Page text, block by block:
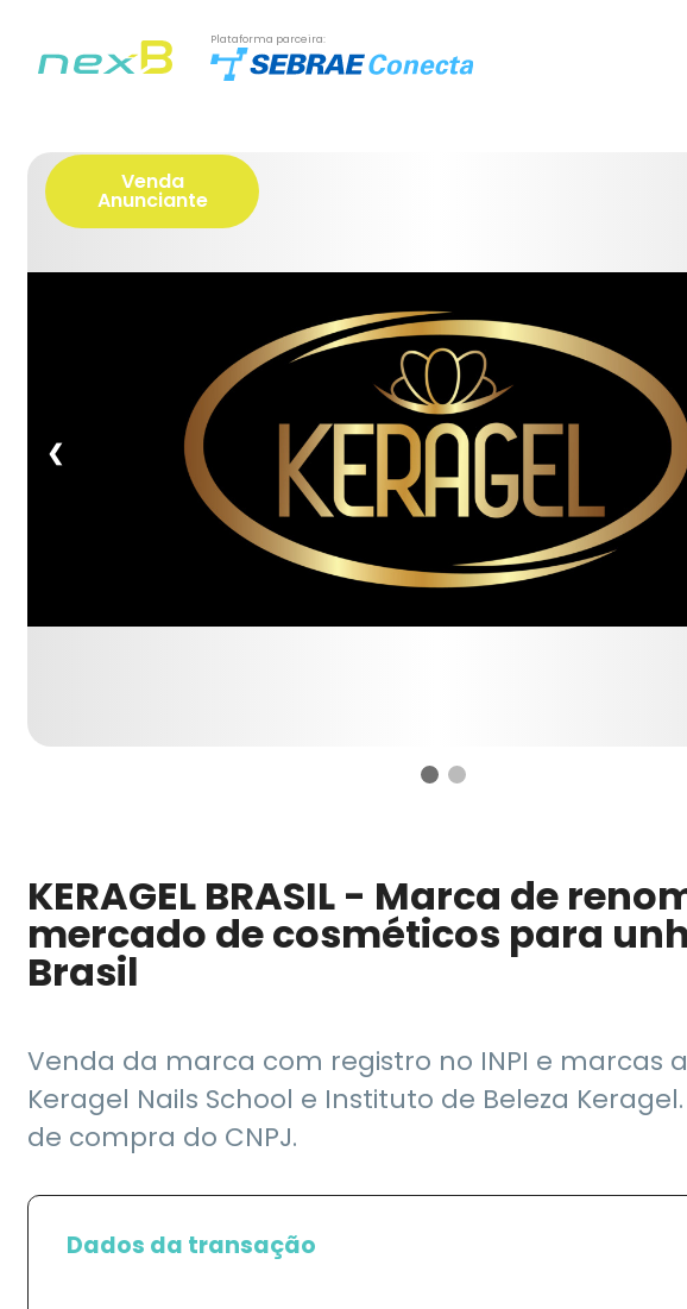
Plataforma parceira:
Venda
Anunciante
❮
KERAGEL BRASIL - Marca de
mercado de cosméticos para
Brasil
Venda da marca com registro no INPI e marcas
Keragel Nails School e Instituto de Beleza
de compra do CNPJ.
Dados da transação